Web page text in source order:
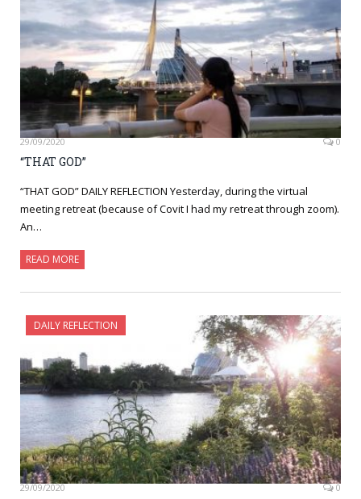
29/09/2020 0
“THAT GOD”
“THAT GOD” DAILY REFLECTION Yesterday, during the virtual
meeting retreat (because of Covit I had my retreat through zoom).
An…
READ MORE
DAILY REFLECTION
29/09/2020 0